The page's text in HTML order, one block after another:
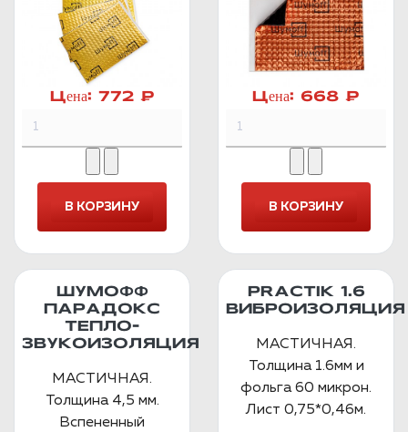
Цена: 772 ₽ Цена: 668 ₽
ШУМОФФ
ПАРАДОКС
ТЕПЛО-
ЗВУКОИЗОЛЯЦИЯ
МАСТИЧНАЯ.
Толщина 4,5 мм.
Вспененный
PRACTIK 1.6
ВИБРОИЗОЛЯЦИЯ
МАСТИЧНАЯ.
Толщина 1.6мм и
фольга 60 микрон.
Лист 0,75*0,46м.